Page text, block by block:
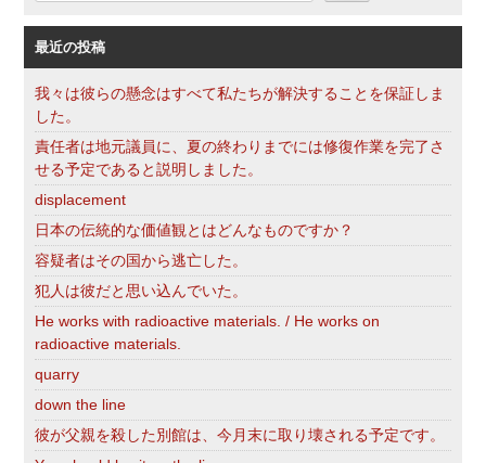
最近の投稿
我々は彼らの懸念はすべて私たちが解決することを保証しま
した。
責任者は地元議員に、夏の終わりまでには修復作業を完了さ
せる予定であると説明しました。
displacement
日本の伝統的な価値観とはどんなものですか？
容疑者はその国から逃亡した。
犯人は彼だと思い込んでいた。
He works with radioactive materials. / He works on
radioactive materials.
quarry
down the line
彼が父親を殺した別館は、今月末に取り壊される予定です。